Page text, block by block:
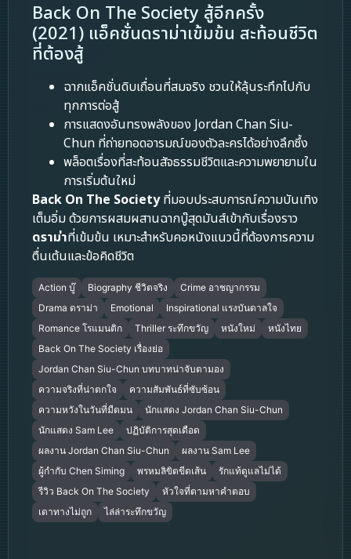
Back On The Society สู้อีกครั้ง
(2021) แอ็คชั่นดราม่าเข้มข้น สะท้อนชีวิต
ที่ต้องสู้
ฉากแอ็คชั่นดิบเถื่อนที่สมจริง ชวนให้ลุ้นระทึกไปกับ
ทุกการต่อสู้
การแสดงอันทรงพลังของ Jordan Chan Siu-
Chun ที่ถ่ายทอดอารมณ์ของตัวละครได้อย่างลึกซึ้ง
พล็อตเรื่องที่สะท้อนสัจธรรมชีวิตและความพยายามใน
การเริ่มต้นใหม่
Back On The Societyที่มอบประสบการณ์ความบันเทิง
เต็มอิ่ม ด้วยการผสมผสานฉากบู๊สุดมันส์เข้ากับเรื่องราว
ดราม่าที่เข้มข้น เหมาะสำหรับคอหนังแนวนี้ที่ต้องการความ
ตื่นเต้นและข้อคิดชีวิต
Action บู๊ Biography ชีวิตจริง
Crime อาชญากรรม
Drama ดราม่า
Emotional
Inspirational แรงบันดาลใจ
Romance โรแมนติก
Thriller ระทึกขวัญ หนังใหม่
หนังไทย
Back On The Society เรื่องย่อ
Jordan Chan Siu-Chun บทบาทน่าจับตามอง
ความจริงที่น่าตกใจ
ความสัมพันธ์ที่ซับซ้อน
ความหวังในวันที่มืดมน
นักแสดง Jordan Chan Siu-Chun
นักแสดง Sam Lee
ปฏิบัติการสุดเดือด
ผลงาน Jordan Chan Siu-Chun
ผลงาน Sam Lee
ผู้กำกับ Chen Siming
พรหมลิขิตขีดเส้น
รักแท้ดูแลไม่ได้
รีวิว Back On The Society
หัวใจที่ตามหาคำตอบ
เดาทางไม่ถูก
ไล่ล่าระทึกขวัญ